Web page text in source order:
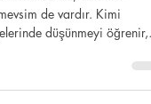
okunur
#1 12